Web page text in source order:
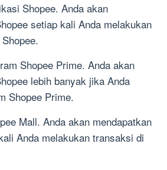
Shopee. Anda akan
setiap kali Anda melakukan
Shopee Prime. Anda akan
lebih banyak jika Anda
Shopee Prime.
Mall. Anda akan mendapatkan
Anda melakukan transaksi di